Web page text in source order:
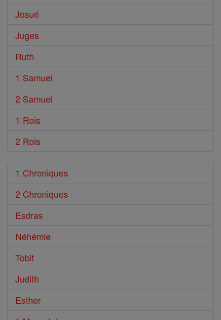
Josué
Juges
Ruth
1 Samuel
2 Samuel
1 Rois
2 Rois
1 Chroniques
2 Chroniques
Esdras
Néhémie
Tobit
Judith
Esther